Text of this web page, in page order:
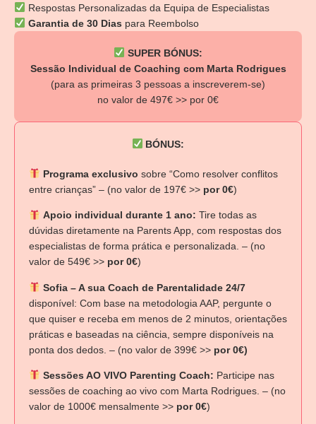
Respostas Personalizadas da Equipa de Especialistas
Garantia de 30 Dias para Reembolso
SUPER BÓNUS:
Sessão Individual de Coaching com Marta Rodrigues
(para as primeiras 3 pessoas a inscreverem-se)
no valor de 497€ >> por 0€
BÓNUS:
Programa exclusivo sobre “Como resolver conflitos
entre crianças” – (no valor de 197€ >> por 0€)
Apoio individual durante 1 ano: Tire todas as
dúvidas diretamente na Parents App, com respostas dos
especialistas de forma prática e personalizada. – (no
valor de 549€ >> por 0€)
Sofia – A sua Coach de Parentalidade 24/7
disponível: Com base na metodologia AAP, pergunte o
que quiser e receba em menos de 2 minutos, orientações
práticas e baseadas na ciência, sempre disponíveis na
ponta dos dedos. – (no valor de 399€ >> por 0€)
Sessões AO VIVO Parenting Coach: Participe nas
sessões de coaching ao vivo com Marta Rodrigues. – (no
valor de 1000€ mensalmente >> por 0€)